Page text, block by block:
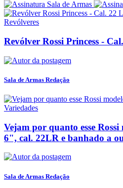
Revólveres
Revólver Rossi Princess -
Sala de Armas Redação
Variedades
Vejam por quanto esse
6", cal. 22LR e banhado a
Sala de Armas Redação